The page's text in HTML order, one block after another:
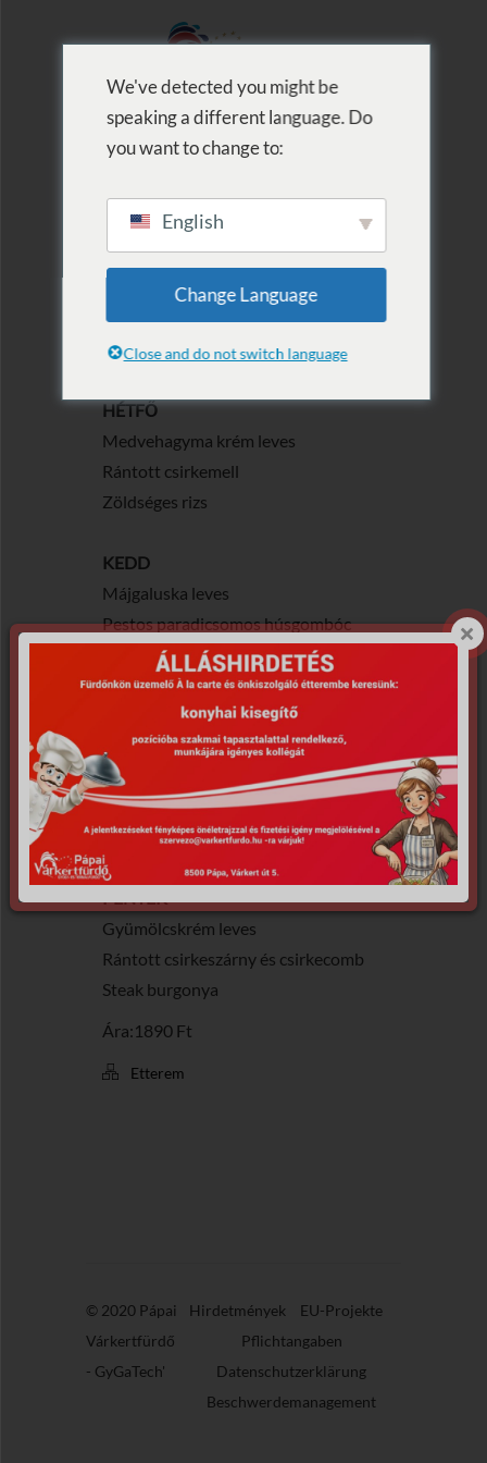
2024.03.18.-24
Posted on 2024.03.17.
HÉTFŐ
Medvehagyma krém leves
Rántott csirkemell
Zöldséges rizs
KEDD
Májgaluska leves
Pestos paradicsomos húsgombóc
tésztával
SZERDA
Marhahús leves
Vadas szalvéta gombóccal marha
hús szelettel
CSÜTÖRTÖK
Bakonyi betyár leves
Rizsfelfújt áfonya öntettel
PÉNTEK
Gyümölcskrém leves
Rántott csirkeszárny és csirkecomb
Steak burgonya
Ára:1890 Ft
Etterem
© 2020 Pápai
Várkertfürdő
- GyGaTech'
Hirdetmények
EU-Projekte
Pflichtangaben
Datenschutzerklärung
Beschwerdemanagement
We've detected you might be
speaking a different language. Do
you want to change to:
English
Change Language
Close and do not switch language